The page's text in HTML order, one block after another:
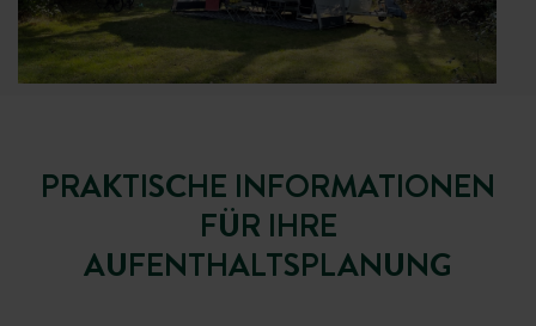
PRAKTISCHE INFORMATIONEN
FÜR IHRE
AUFENTHALTSPLANUNG